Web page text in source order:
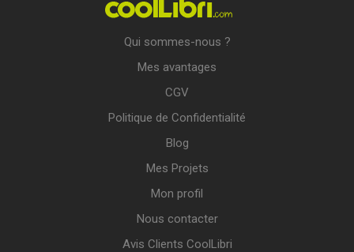
Qui sommes-nous ?
Mes avantages
CGV
Politique de Confidentialité
Blog
Mes Projets
Mon profil
Nous contacter
Avis Clients CoolLibri